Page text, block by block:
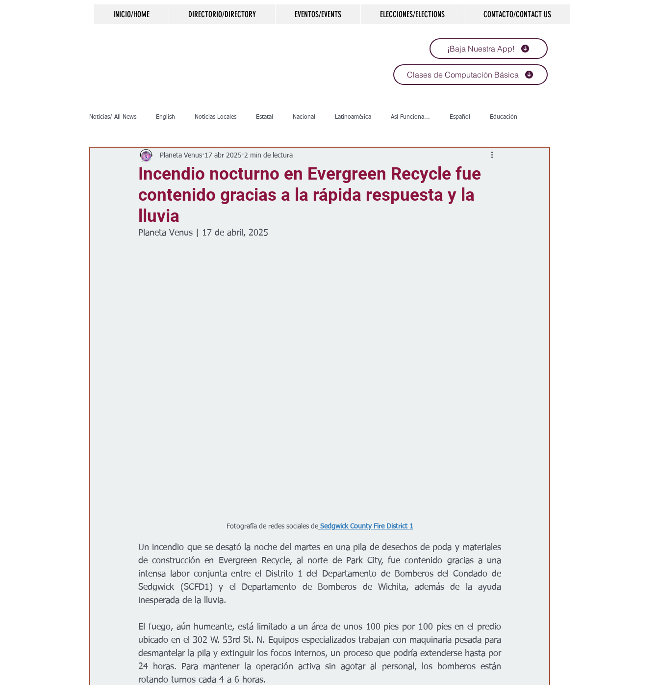
INICIO/HOME DIRECTORIO/DIRECTORY EVENTOS/EVENTS ELECCIONES/ELECTIONS CONTACTO/CONTACT US
¡Baja Nuestra App!
Clases de Computación Básica
Noticias/ All News English Noticias Locales Estatal Nacional Latinoamérica Así Funciona... Español Educación
Inmigración Crimen Negocios Salud Arte & Cultura
Clima Vivienda Escuelas Calles Desamparados Carreteras Comunidad Historias que inspiran
Espectáculos
Incendio nocturno en Evergreen Recycle fue
contenido gracias a la rápida respuesta y la
lluvia
Planeta Venus 17 abr 2025 2 min de lectura
Planeta Venus | 17 de abril, 2025
Fotografía de redes sociales de Sedgwick County Fire District 1
Un incendio que se desató la noche del martes en una pila de desechos de poda y materiales
de construcción en Evergreen Recycle, al norte de Park City, fue contenido gracias a una
intensa labor conjunta entre el Distrito 1 del Departamento de Bomberos del Condado de
Sedgwick (SCFD1) y el Departamento de Bomberos de Wichita, además de la ayuda
inesperada de la lluvia.
El fuego, aún humeante, está limitado a un área de unos 100 pies por 100 pies en el predio
ubicado en el 302 W. 53rd St. N. Equipos especializados trabajan con maquinaria pesada para
desmantelar la pila y extinguir los focos internos, un proceso que podría extenderse hasta por
24 horas. Para mantener la operación activa sin agotar al personal, los bomberos están
rotando turnos cada 4 a 6 horas.